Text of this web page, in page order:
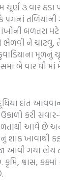
ચૂર્ણ ૩ વાર ઠંડા
પગનાં તળિયાંની
બળતરા મટે
ને ચાટવું,
બે વાર ઘી માં
દાંત
ઉકાળો કરી
આવે છે
શાક ખાવાથી
આવી ગયા હોય
શ્વાસ, કફમાં